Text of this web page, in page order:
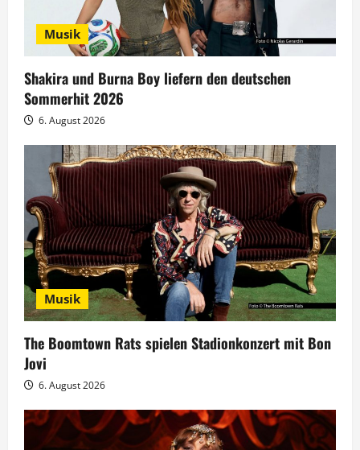
i
g
a
t
o
n
Musik
Shakira und Burna Boy liefern den deutschen
Sommerhit 2026
6. August 2026
Musik
The Boomtown Rats spielen Stadionkonzert mit Bon
Jovi
6. August 2026